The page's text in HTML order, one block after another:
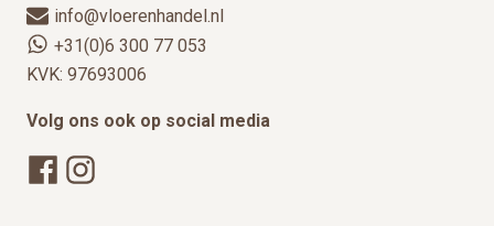
info@vloerenhandel.nl
+31(0)6 300 77 053
KVK: 97693006
Volg ons ook op social media